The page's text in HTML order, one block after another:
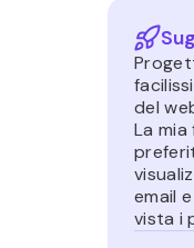
del
La
email
vista i